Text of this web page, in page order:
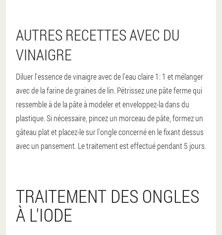
AUTRES RECETTES AVEC DU
VINAIGRE
Diluer l'essence de vinaigre avec de l'eau claire 1: 1 et mélanger
avec de la farine de graines de lin. Pétrissez une pâte ferme qui
ressemble à de la pâte à modeler et enveloppez-la dans du
plastique. Si nécessaire, pincez un morceau de pâte, formez un
gâteau plat et placez-le sur l'ongle concerné en le fixant dessus
avec un pansement. Le traitement est effectué pendant 5 jours.
TRAITEMENT DES ONGLES
À L'IODE